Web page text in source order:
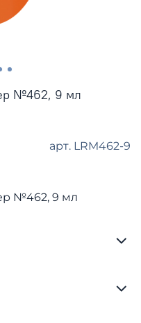
арт. LRM462-9
№462, 9 мл
№462, 9 мл